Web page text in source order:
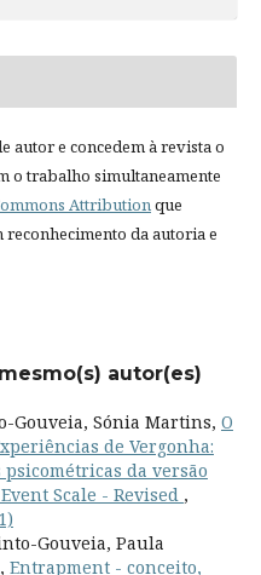
autor e concedem à revista o
o trabalho simultaneamente
Attributionque
da autoria e
autor(es)
Gouveia, Sónia Martins, O
de Vergonha:
da versão
Scale - Revised ,
Gouveia, Paula
Entrapment - conceito,